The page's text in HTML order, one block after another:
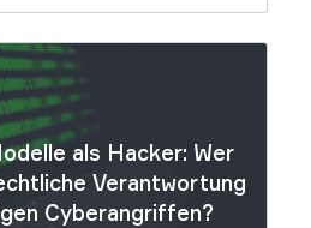
absehbar. Der
hat seine Kunden
informiert.
Unternehmens […]
als Hacker: Wer
Verantwortung
Cyberangriffen?